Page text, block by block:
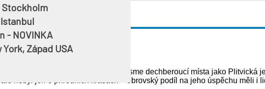
- NOVINKA
York, Západ USA
Ivan Knorr
S VÝLETY
srpen 2025
krásným zážitkem – navštívili jsme dechberoucí místa jako Plitvická
nebyl jen o přírodních krásách – obrovský podíl na jeho úspěchu měli i